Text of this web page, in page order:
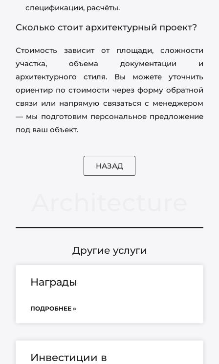
спецификации, расчёты.
Сколько стоит архитектурный проект?
Стоимость зависит от площади, сложности
участка, объема документации и
архитектурного стиля. Вы можете уточнить
ориентир по стоимости через форму обратной
связи или напрямую связаться с менеджером
— мы подготовим персональное предложение
под ваш объект.
НАЗАД
Другие услуги
Награды
ПОДРОБНЕЕ »
Инвестиции в